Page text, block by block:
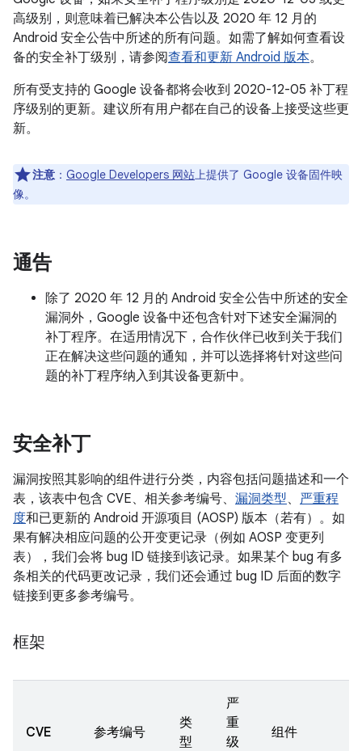
高级别，则意味着已解决本公告以及 2020 年 12 月的
Android 安全公告中所述的所有问题。如需了解如何查看设
备的安全补丁级别，请参阅查看和更新 Android 版本。
所有受支持的 Google 设备都将会收到 2020-12-05 补丁程
序级别的更新。建议所有用户都在自己的设备上接受这些更
新。
注意 ： Google Developers 网站上提供了 Google 设备固件映
像。
通告
除了 2020 年 12 月的 Android 安全公告中所述的安全
漏洞外，Google 设备中还包含针对下述安全漏洞的
补丁程序。在适用情况下，合作伙伴已收到关于我们
正在解决这些问题的通知，并可以选择将针对这些问
题的补丁程序纳入到其设备更新中。
安全补丁
漏洞按照其影响的组件进行分类，内容包括问题描述和一个
表，该表中包含 CVE、相关参考编号、 漏洞类型、 严重程
度和已更新的 Android 开源项目 (AOSP) 版本（若有）。如
果有解决相应问题的公开变更记录（例如 AOSP 变更列
表），我们会将 bug ID 链接到该记录。如果某个 bug 有多
条相关的代码更改记录，我们还会通过 bug ID 后面的数字
链接到更多参考编号。
框架
CVE 参考编号
类
型
严
重
级
组件